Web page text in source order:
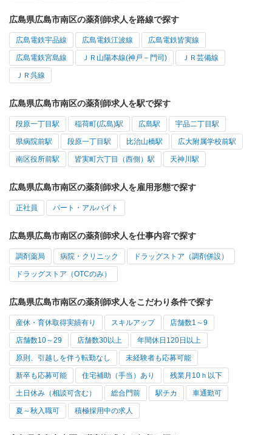
広島県広島市南区の薬剤師求人を路線で探す
広島電鉄宇品線 広島電鉄江波線 広島電鉄皆実線
広島電鉄宮島線 ＪＲ山陽本線(神戸－門司) ＪＲ芸備線
ＪＲ呉線
広島県広島市南区の薬剤師求人を駅で探す
段原一丁目駅 稲荷町(広島)駅 広島駅 宇品二丁目駅
県病院前駅 段原一丁目駅 比治山橋駅 広大附属学校前駅
南区役所前駅 皆実町六丁目（西側）駅 天神川駅
広島県広島市南区の薬剤師求人を雇用形態で探す
正社員 パート・アルバイト
広島県広島市南区の薬剤師求人を仕事内容で探す
調剤薬局 病院・クリニック ドラッグストア（調剤併設）
ドラッグストア（OTCのみ）
広島県広島市南区の薬剤師求人をこだわり条件で探す
産休・育休取得実績有り スキルアップ 店舗数1～9
店舗数10～29 店舗数30以上 年間休日120日以上
原則、引越しを伴う転勤なし 未経験者も応募可能
新卒も応募可能 住宅補助（手当）あり 残業月10ｈ以下
土日休み（相談可含む） 総合門前 駅チカ 車通勤可
夏～秋入職可 積極採用中の求人